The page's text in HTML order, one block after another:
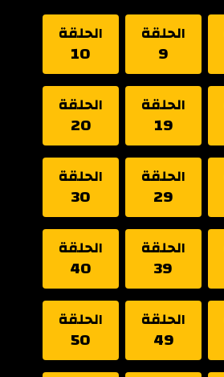
الحلقة
9
الحلقة
10
الحلقة
19
الحلقة
20
الحلقة
29
الحلقة
30
الحلقة
39
الحلقة
40
الحلقة
49
الحلقة
50